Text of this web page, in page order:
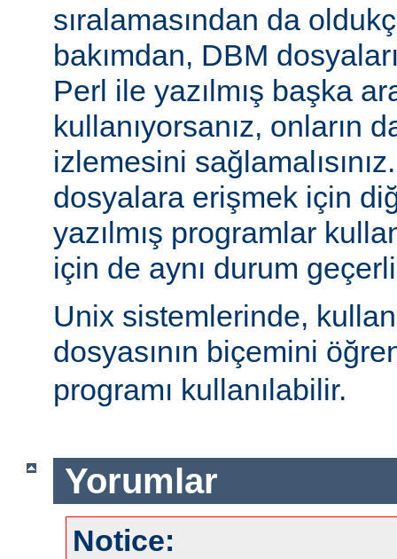
sıralamasından da
bakımdan, DBM
Perl ile yazılmış başka
kullanıyorsanız, onların
izlemesini
dosyalara erişmek için
yazılmış programlar
için de aynı durum
Unix sistemlerinde,
dosyasının biçemini
programı kullanılabilir.
Yorumlar
Notice: